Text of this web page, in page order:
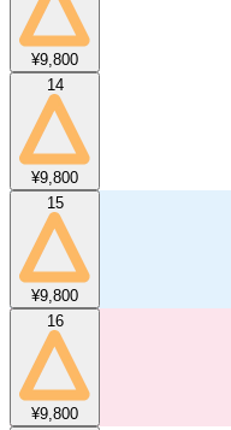
¥9,800
14
¥9,800
15
¥9,800
16
¥9,800